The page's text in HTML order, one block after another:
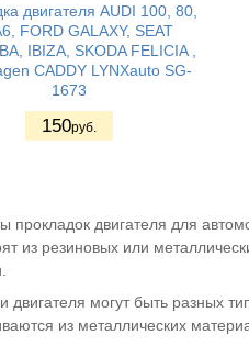
двигателя AUDI 100, 80,
FORD GALAXY, SEAT
IBIZA, SKODA FELICIA ,
CADDY LYNXauto SG-
1673
150руб.
прокладок двигателя для
из резиновых или
двигателя могут быть разных
из металлических